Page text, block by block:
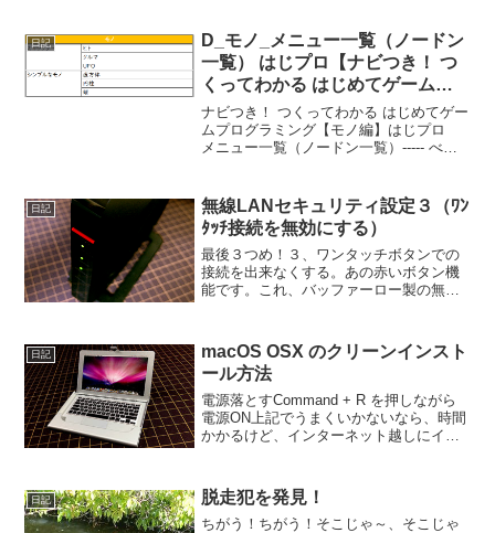
と Adobe Reader...
日記
D_モノ_メニュー一覧（ノードン
一覧） はじプロ【ナビつき！ つ
くってわかる はじめてゲームプ
ログラミング】
ナビつき！ つくってわかる はじめてゲー
ムプログラミング【モノ編】はじプロ
メニュー一覧（ノードン一覧）----- べん
日記
無線LANセキュリティ設定３（ﾜﾝ
ﾀｯﾁ接続を無効にする）
最後３つめ！３、ワンタッチボタンでの
接続を出来なくする。あの赤いボタン機
能です。これ、バッファーロー製の無線
出来る、神ならぬ死神ボタンです。パス
ワード設定無しで、早い者...
日記
macOS OSX のクリーンインスト
ール方法
電源落とすCommand + R を押しながら
電源ON上記でうまくいかないなら、時間
かかるけど、インターネット越しにイン
Option + C...
日記 脱走犯を発見！
ちがう！ちがう！そこじゃ～、そこじゃ